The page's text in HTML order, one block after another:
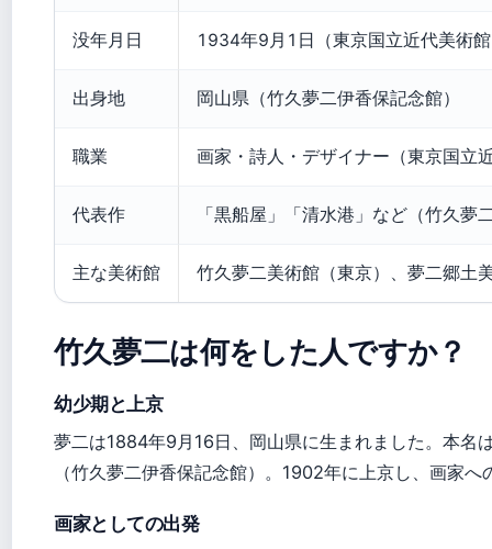
没年月日 1934年9月1日（東京国立近代美術
出身地 岡山県（竹久夢二伊香保記念館）
職業 画家・詩人・デザイナー（東京国立
代表作 「黒船屋」「清水港」など（竹久夢
主な美術館 竹久夢二美術館（東京）、夢二郷土
竹久夢二は何をした人ですか？
幼少期と上京
夢二は1884年9月16日、岡山県に生まれました。本名
（竹久夢二伊香保記念館）。1902年に上京し、画家
画家としての出発